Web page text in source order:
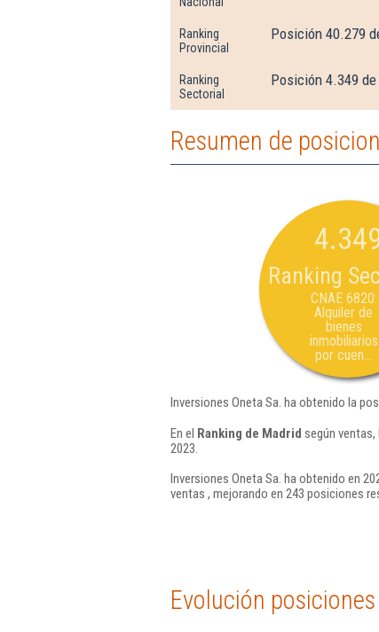
Ranking
Provincial
Posición 40.279
Ranking
Sectorial
Posición 4.349
Resumen de
Ranking
CNAE 6820:
Alquiler de
bienes
inmobiliarios
por cuen...
Inversiones Oneta Sa. ha obtenido la
En el Ranking de Madrid según
2023.
Inversiones Oneta Sa. ha obtenido en
ventas , mejorando en 243 posiciones
Evolución